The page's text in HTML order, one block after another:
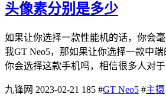
头像素分别是多少
如果让你选择一款性能机的话，你会
我GT Neo5，那如果让你选择一款中端
你会选择这款手机吗，相信很多人对于
九锋网 2023-02-21 185 #GT Neo5 #主摄